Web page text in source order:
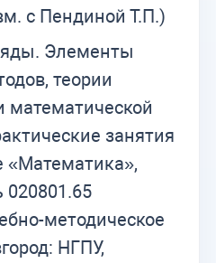
с Пендиной Т.П.)
Элементы
теории
математической
занятия
«Математика»,
020801.65
методическое
НГПУ,